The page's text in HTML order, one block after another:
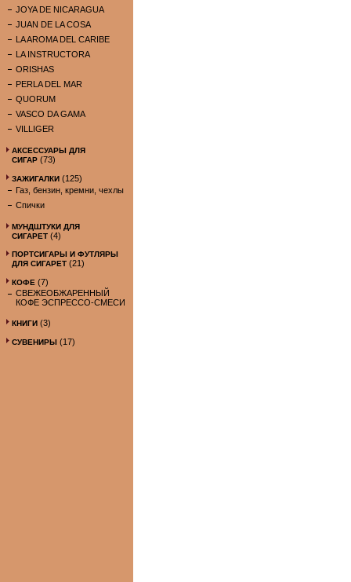
JOYA DE NICARAGUA
JUAN DE LA COSA
LA AROMA DEL CARIBE
LA INSTRUCTORA
ORISHAS
PERLA DEL MAR
QUORUM
VASCO DA GAMA
VILLIGER
АКСЕССУАРЫ ДЛЯ
СИГАР (73)
ЗАЖИГАЛКИ (125)
Газ, бензин, кремни, чехлы
Спички
МУНДШТУКИ ДЛЯ
СИГАРЕТ (4)
ПОРТСИГАРЫ И ФУТЛЯРЫ
ДЛЯ СИГАРЕТ (21)
КОФЕ (7)
СВЕЖЕОБЖАРЕННЫЙ
КОФЕ ЭСПРЕССО-СМЕСИ
КНИГИ (3)
СУВЕНИРЫ (17)